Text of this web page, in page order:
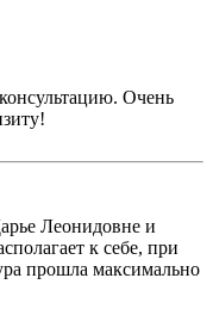
Очень
Леонидовне и
к себе, при
прошла максимально